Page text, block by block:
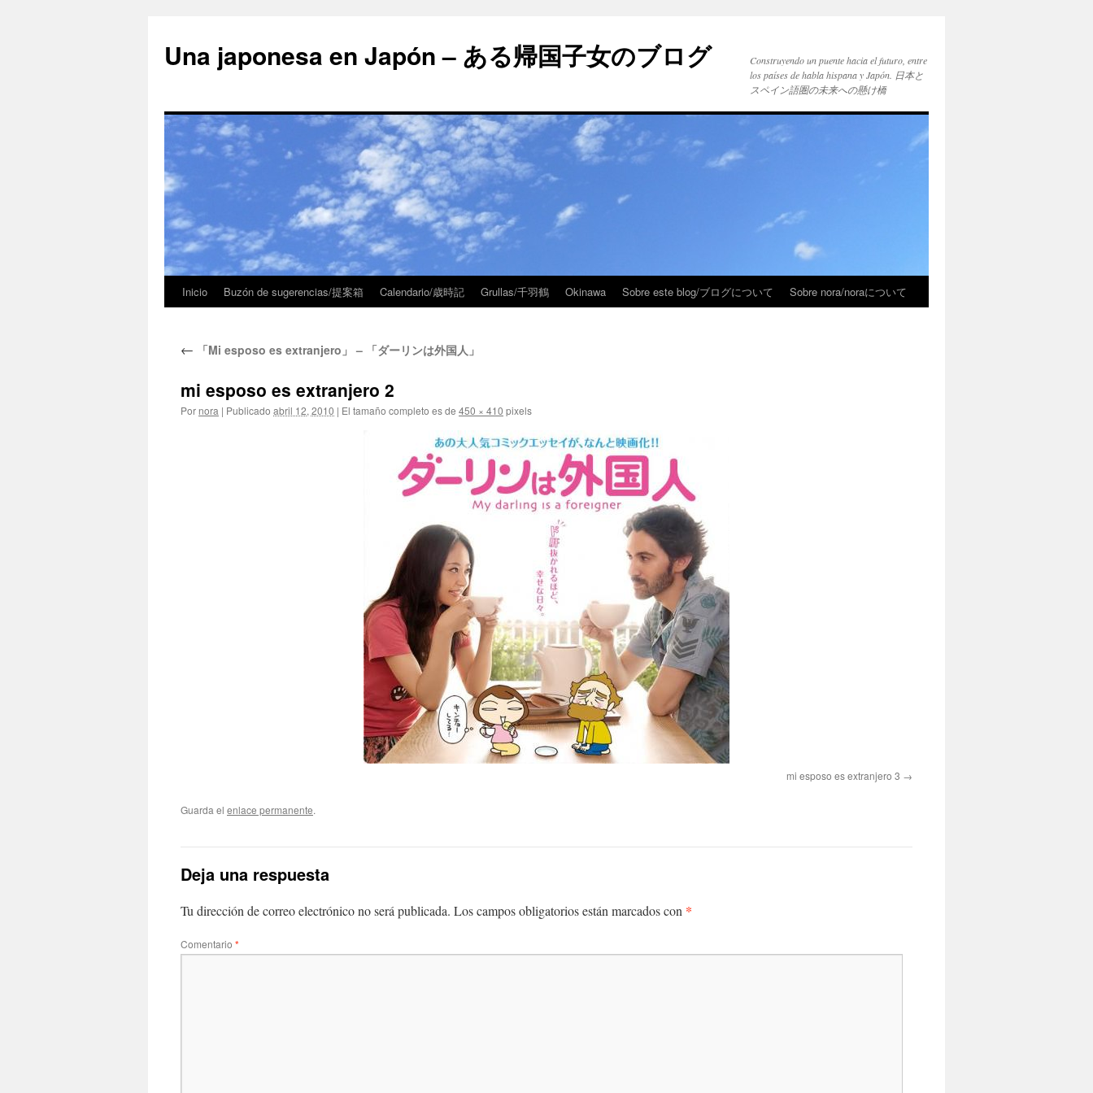
Una japonesa en Japón – ある帰国子女のブログ
Construyendo un puente hacia el futuro, entre
los países de habla hispana y Japón. 日本と
スペイン語圏の未来への懸け橋
Inicio Buzón de sugerencias/提案箱 Calendario/歳時記 Grullas/千羽鶴 Okinawa Sobre este blog/ブログについて Sobre nora/noraについて
← 「Mi esposo es extranjero」 – 「ダーリンは外国人」
mi esposo es extranjero 2
Por nora | Publicado abril 12, 2010 | El tamaño completo es de 450 × 410 pixels
mi esposo es extranjero 3
Guarda el enlace permanente.
Deja una respuesta
Tu dirección de correo electrónico no será publicada. Los campos obligatorios están marcados con *
Comentario *